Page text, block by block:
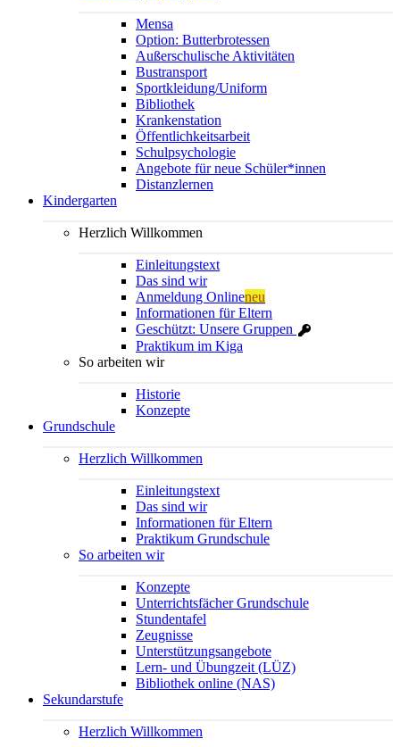
Mensa
Option: Butterbrotessen
Außerschulische Aktivitäten
Bustransport
Sportkleidung/Uniform
Bibliothek
Krankenstation
Öffentlichkeitsarbeit
Schulpsychologie
Angebote für neue Schüler*innen
Distanzlernen
Kindergarten
Herzlich Willkommen
Einleitungstext
Das sind wir
Anmeldung Onlineneu
Informationen für Eltern
Geschützt: Unsere Gruppen
Praktikum im Kiga
So arbeiten wir
Historie
Konzepte
Grundschule
Herzlich Willkommen
Einleitungstext
Das sind wir
Informationen für Eltern
Praktikum Grundschule
So arbeiten wir
Konzepte
Unterrichtsfächer Grundschule
Stundentafel
Zeugnisse
Unterstützungsangebote
Lern- und Übungzeit (LÜZ)
Bibliothek online (NAS)
Sekundarstufe
Herzlich Willkommen